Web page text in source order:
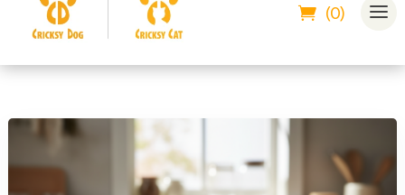
(0)